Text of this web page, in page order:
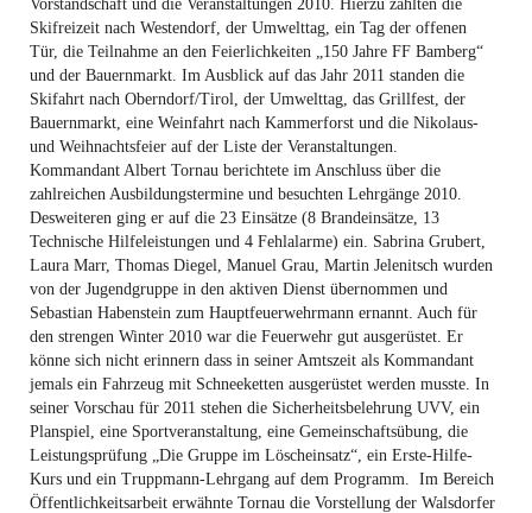
Vorstandschaft und die Veranstaltungen 2010. Hierzu zählten die
Skifreizeit nach Westendorf, der Umwelttag, ein Tag der offenen
Tür, die Teilnahme an den Feierlichkeiten „150 Jahre FF Bamberg“
und der Bauernmarkt. Im Ausblick auf das Jahr 2011 standen die
Skifahrt nach Oberndorf/Tirol, der Umwelttag, das Grillfest, der
Bauernmarkt, eine Weinfahrt nach Kammerforst und die Nikolaus-
und Weihnachtsfeier auf der Liste der Veranstaltungen.
Kommandant Albert Tornau berichtete im Anschluss über die
zahlreichen Ausbildungstermine und besuchten Lehrgänge 2010.
Desweiteren ging er auf die 23 Einsätze (8 Brandeinsätze, 13
Technische Hilfeleistungen und 4 Fehlalarme) ein. Sabrina Grubert,
Laura Marr, Thomas Diegel, Manuel Grau, Martin Jelenitsch wurden
von der Jugendgruppe in den aktiven Dienst übernommen und
Sebastian Habenstein zum Hauptfeuerwehrmann ernannt. Auch für
den strengen Winter 2010 war die Feuerwehr gut ausgerüstet. Er
könne sich nicht erinnern dass in seiner Amtszeit als Kommandant
jemals ein Fahrzeug mit Schneeketten ausgerüstet werden musste. In
seiner Vorschau für 2011 stehen die Sicherheitsbelehrung UVV, ein
Planspiel, eine Sportveranstaltung, eine Gemeinschaftsübung, die
Leistungsprüfung „Die Gruppe im Löscheinsatz“, ein Erste-Hilfe-
Kurs und ein Truppmann-Lehrgang auf dem Programm. Im Bereich
Öffentlichkeitsarbeit erwähnte Tornau die Vorstellung der Walsdorfer